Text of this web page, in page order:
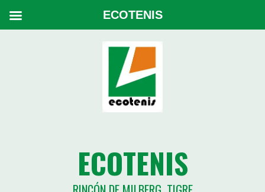
ECOTENIS
ECOTENIS